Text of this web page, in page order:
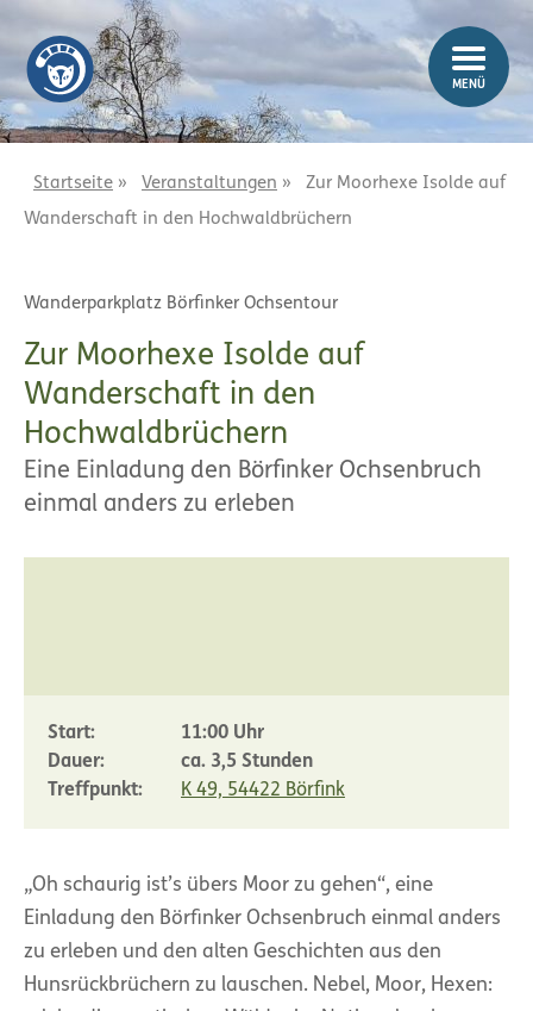
I
n
H
a
MENÜ
Startseite » Veranstaltungen »
Zur Moorhexe Isolde auf
Wanderschaft in den Hochwaldbrüchern
Wanderparkplatz Börfinker Ochsentour
Zur Moorhexe Isolde auf
Wanderschaft in den
Hochwaldbrüchern
Eine Einladung den Börfinker Ochsenbruch
einmal anders zu erleben
Start:
11:00 Uhr
Dauer:
ca. 3,5 Stunden
Treffpunkt:
K 49, 54422 Börfink
„Oh schaurig ist’s übers Moor zu gehen“, eine
Einladung den Börfinker Ochsenbruch einmal anders
zu erleben und den alten Geschichten aus den
Hunsrückbrüchern zu lauschen. Nebel, Moor, Hexen: